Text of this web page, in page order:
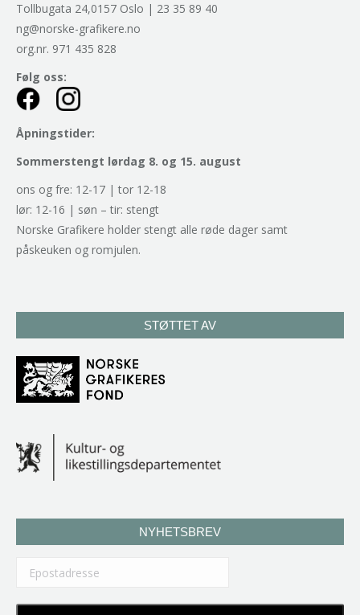
Tollbugata 24,0157 Oslo | 23 35 89 40
ng@norske-grafikere.no
org.nr. 971 435 828
Følg oss:
Åpningstider:
Sommerstengt lørdag 8. og 15. august
ons og fre: 12-17 | tor 12-18
lør: 12-16 | søn – tir: stengt
Norske Grafikere holder stengt alle røde dager samt
påskeuken og romjulen.
STØTTET AV
NYHETSBREV